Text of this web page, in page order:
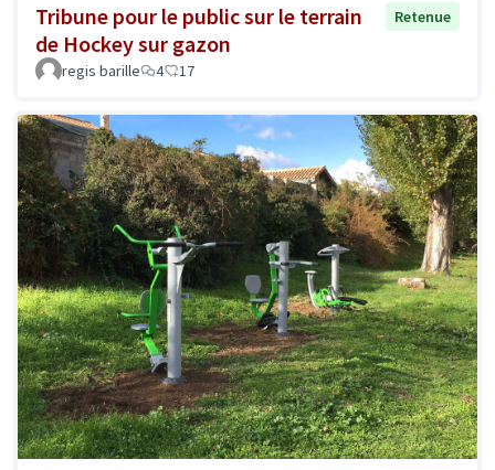
Tribune pour le public sur le terrain
de Hockey sur gazon
Retenue
regis barille 4 17